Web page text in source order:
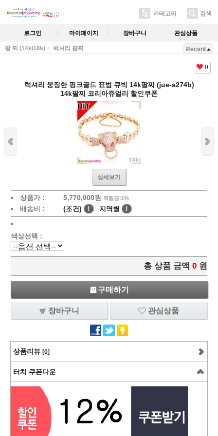
카테고리 검색
로그인 마이페이지 장바구니 관심상품
팔 찌 (14k/18k) 럭셔리 팔찌 Recent
0
럭셔리 웅장한 핑크골드 표범 큐빅 14k팔찌 (jue-a274b)
14k팔찌 코리아쥬얼리 할인쿠폰
상세보기
상품가 : 5,770,000원 적립금:1%
배송비 : (조건) ! 지역별 !
색상선택 :
총 상품 금액 0 원
구매하기
장바구니 관심상품
상품리뷰 [0]
터치 쿠폰다운